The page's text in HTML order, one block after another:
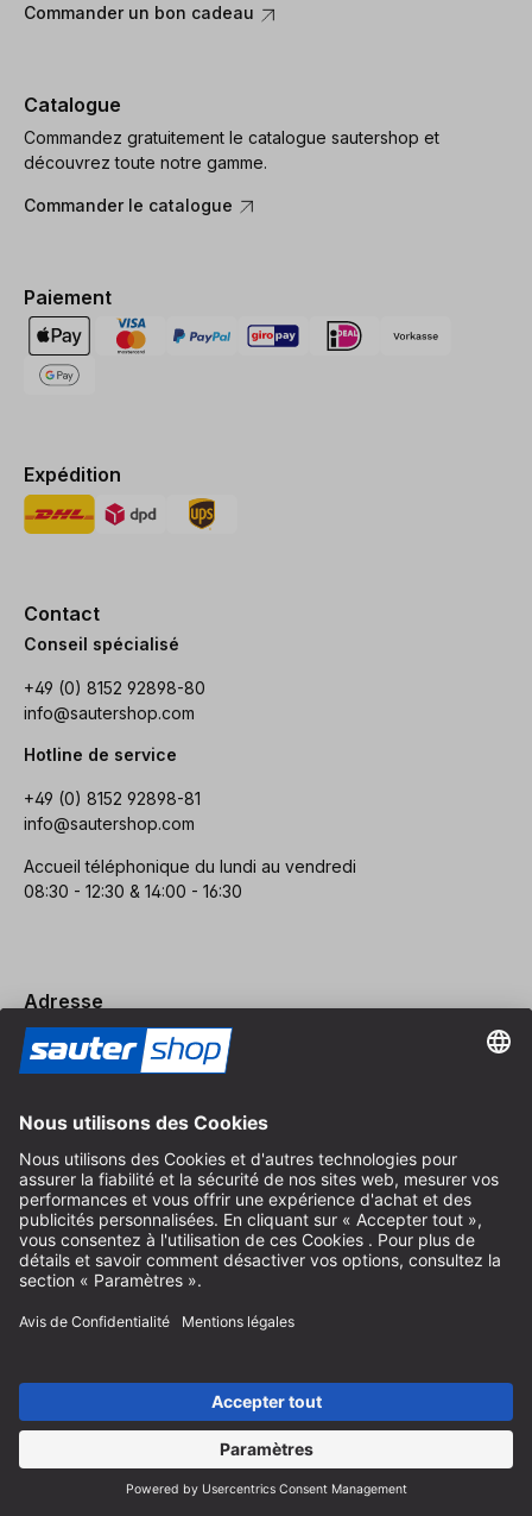
Commander un bon cadeau
Catalogue
Commandez gratuitement le catalogue sautershop et
découvrez toute notre gamme.
Commander le catalogue
Paiement
Expédition
Contact
Conseil spécialisé
+49 (0) 8152 92898-80
info@sautershop.com
Hotline de service
+49 (0) 8152 92898-81
info@sautershop.com
Accueil téléphonique du lundi au vendredi
08:30 - 12:30 & 14:00 - 16:30
Adresse
Magasin / Boutique
Arzbergerstraße 4
Allemagne
Itinéraire
Heures d'ouverture sur place
Du lundi au vendredi
Instructions recyclage des batteries
Informations sur l'emballage
Frais de livraison et d'expédition